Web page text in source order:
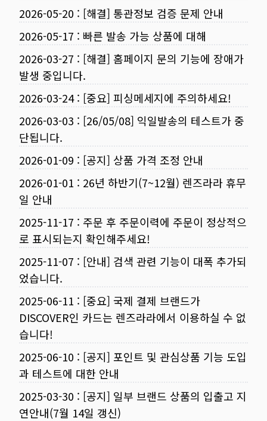
2026-05-20 : [해결] 통관정보 검증 문제 안내
2026-05-17 : 빠른 발송 가능 상품에 대해
2026-03-27 : [해결] 홈페이지 문의 기능에 장애가
발생 중입니다.
2026-03-24: [중요] 피싱메세지에 주의하세요!
2026-03-03 : [26/05/08] 익일발송의 테스트가 중
단됩니다.
2026-01-09 : [공지] 상품 가격 조정 안내
2026-01-01 : 26년 하반기(7~12월) 렌즈라라 휴무
일 안내
2025-11-17 : 주문 후 주문이력에 주문이 정상적으
로 표시되는지 확인해주세요!
2025-11-07 : [안내] 검색 관련 기능이 대폭 추가되
었습니다.
2025-06-11 : [중요] 국제 결제 브랜드가
DISCOVER인 카드는 렌즈라라에서 이용하실 수 없
습니다!
2025-06-10 : [공지] 포인트 및 관심상품 기능 도입
과 테스트에 대한 안내
2025-03-30 : [공지] 일부 브랜드 상품의 입출고 지
연안내(7월 14일 갱신)